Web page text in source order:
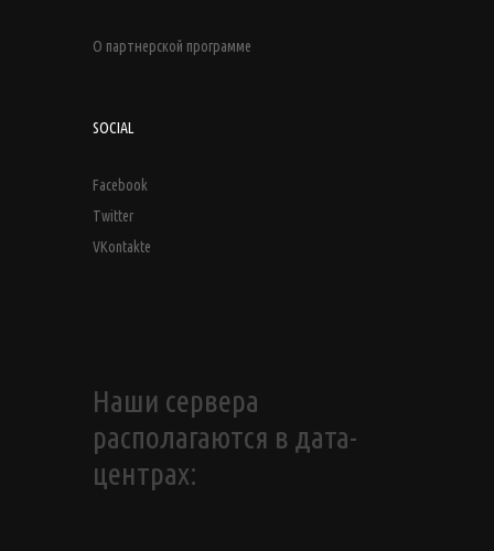
О партнерской программе
SOCIAL
Facebook
Twitter
VKontakte
Наши сервера
располагаются в дата-
центрах: